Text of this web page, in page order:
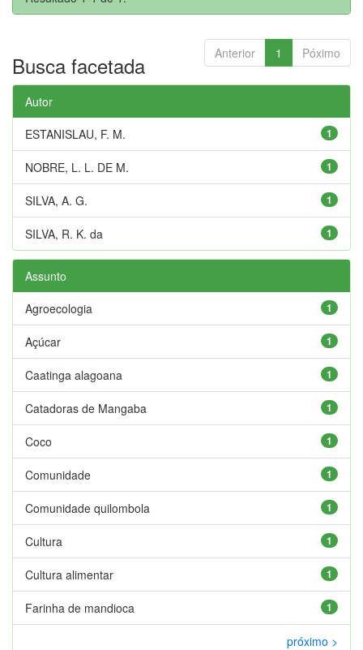
Anterior 1 Póximo
Busca facetada
Autor
1
ESTANISLAU, F. M.
1
NOBRE, L. L. DE M.
1
SILVA, A. G.
1
SILVA, R. K. da
Assunto
1
Agroecologia
1
Açúcar
1
Caatinga alagoana
1
Catadoras de Mangaba
1
Coco
1
Comunidade
1
Comunidade quilombola
1
Cultura
1
Cultura alimentar
1
Farinha de mandioca
próximo >